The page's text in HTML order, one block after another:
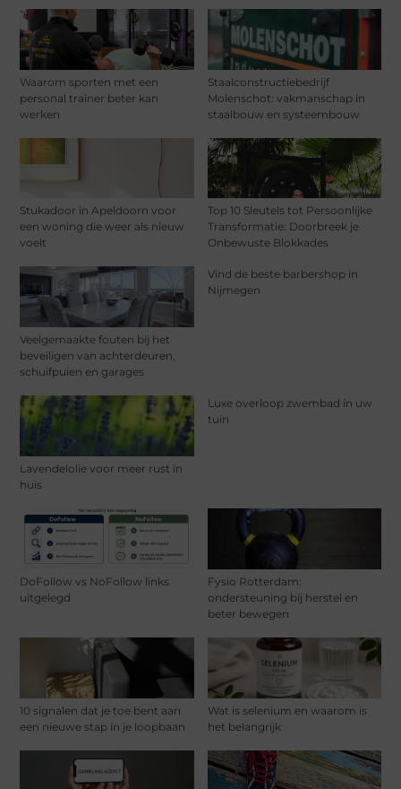
Waarom sporten met een
personal trainer beter kan
werken
Staalconstructiebedrijf
Molenschot: vakmanschap in
staalbouw en systeembouw
Stukadoor in Apeldoorn voor
een woning die weer als nieuw
voelt
Top 10 Sleutels tot Persoonlijke
Transformatie: Doorbreek je
Onbewuste Blokkades
Veelgemaakte fouten bij het
beveiligen van achterdeuren,
schuifpuien en garages
Vind de beste barbershop in
Nijmegen
Lavendelolie voor meer rust in
huis
Luxe overloop zwembad in uw
tuin
DoFollow vs NoFollow links
uitgelegd
Fysio Rotterdam:
ondersteuning bij herstel en
beter bewegen
10 signalen dat je toe bent aan
een nieuwe stap in je loopbaan
Wat is selenium en waarom is
het belangrijk